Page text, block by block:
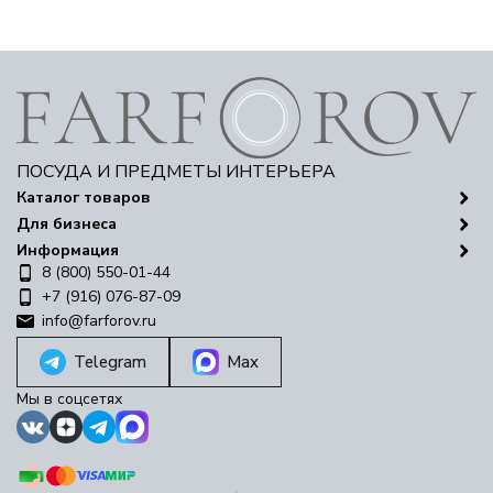
ПОСУДА И ПРЕДМЕТЫ ИНТЕРЬЕРА
Каталог товаров
Для бизнеса
Информация
8 (800) 550-01-44
+7 (916) 076-87-09
info@farforov.ru
Telegram Max
Мы в соцсетях